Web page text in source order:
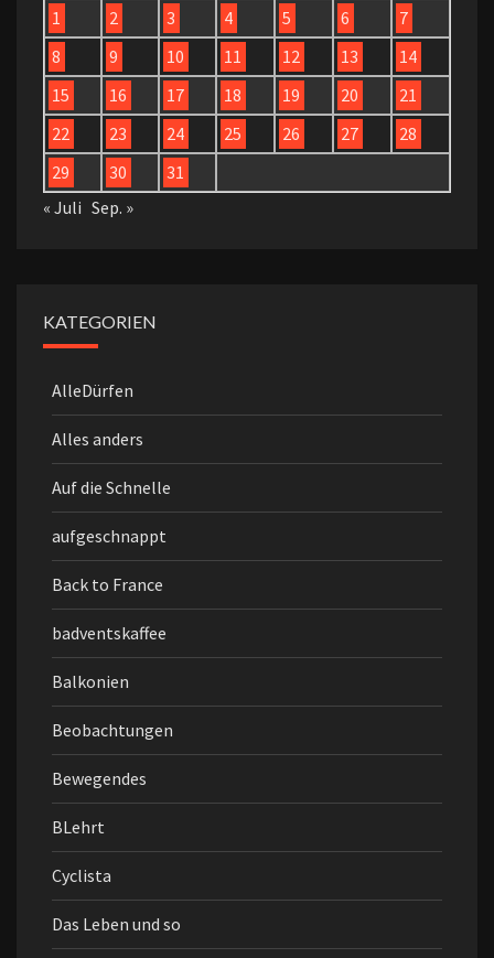
1
2 3 4 5 6
7
8
9 10 11 12 13
14
15
16 17 18 19 20
21
22
23 24 25 26 27
28
29
30
31
« Juli Sep. »
KATEGORIEN
AlleDürfen
Alles anders
Auf die Schnelle
aufgeschnappt
Back to France
badventskaffee
Balkonien
Beobachtungen
Bewegendes
BLehrt
Cyclista
Das Leben und so